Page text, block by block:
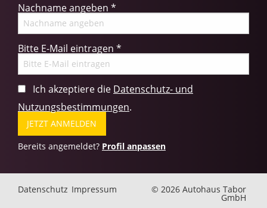
Nachname angeben *
Bitte E-Mail eintragen *
Ich akzeptiere die Datenschutz- und
Nutzungsbestimmungen.
Bereits angemeldet? Profil anpassen
Datenschutz Impressum © 2026 Autohaus Tabor
GmbH